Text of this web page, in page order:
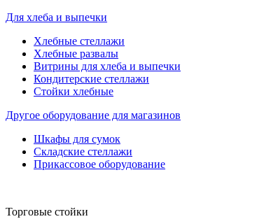
Для хлеба и выпечки
Хлебные стеллажи
Хлебные развалы
Витрины для хлеба и выпечки
Кондитерские стеллажи
Стойки хлебные
Другое оборудование для магазинов
Шкафы для сумок
Складские стеллажи
Прикассовое оборудование
Торговые стойки